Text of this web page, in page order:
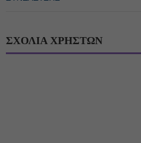
ΣΧΟΛΙΑ ΧΡΗΣΤΩΝ